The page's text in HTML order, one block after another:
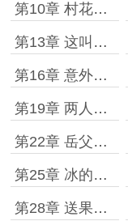
第10章 村花找上门
第13章 这叫果篮
第16章 意外的收获
第19章 两人的讨好
第22章 岳父来访
第25章 冰的罐头
第28章 送果果上学